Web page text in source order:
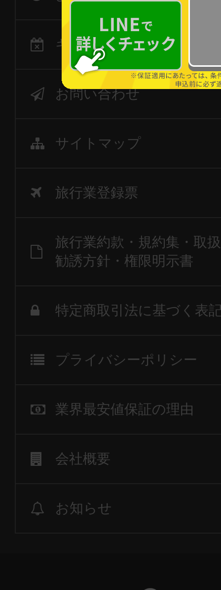
キャンセル・変更につい
お問い合わせ
サイトマップ
旅行業登録票
旅行業約款・規約集・取
勧誘方針・権限明示書
特定商取引法に基づく表
プライバシーポリシー
業界最安値保証の理由
会社概要
お知らせ